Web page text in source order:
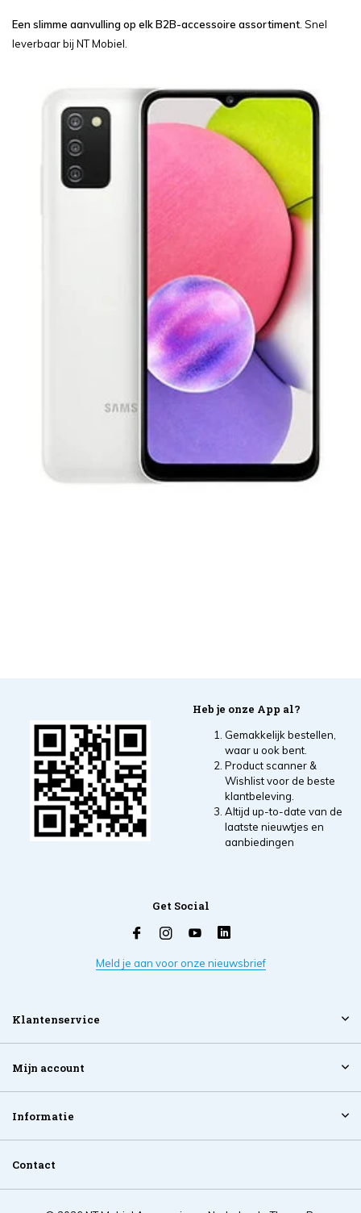
Een slimme aanvulling op elk B2B-accessoire assortiment . Snel
leverbaar bij NT Mobiel.
Heb je onze App al?
Gemakkelijk bestellen,
waar u ook bent.
Product scanner &
Wishlist voor de beste
klantbeleving.
Altijd up-to-date van de
laatste nieuwtjes en
aanbiedingen
Get Social
Meld je aan voor onze nieuwsbrief
Klantenservice
Mijn account
Informatie
Contact